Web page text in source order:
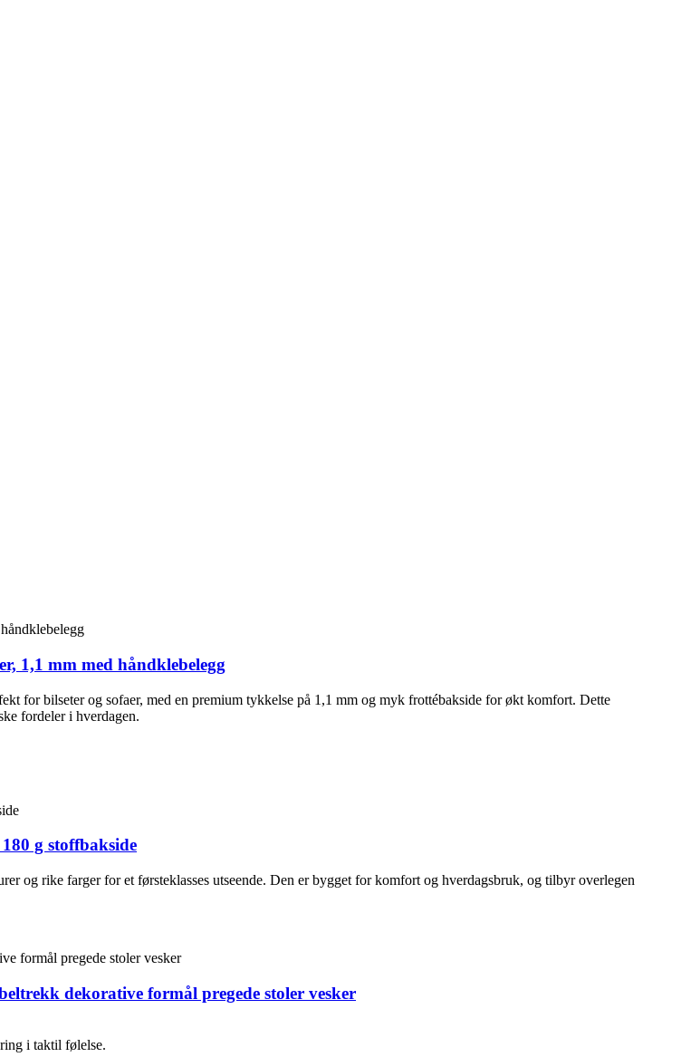
1,1 mm med håndklebelegg
for bilseter og sofaer, med en premium tykkelse på 1,1 mm og myk frottébakside for økt komfort. Dette
fordeler i hverdagen.
g stoffbakside
og rike farger for et førsteklasses utseende. Den er bygget for komfort og hverdagsbruk, og tilbyr overlegen
dekorative formål pregede stoler vesker
i taktil følelse.